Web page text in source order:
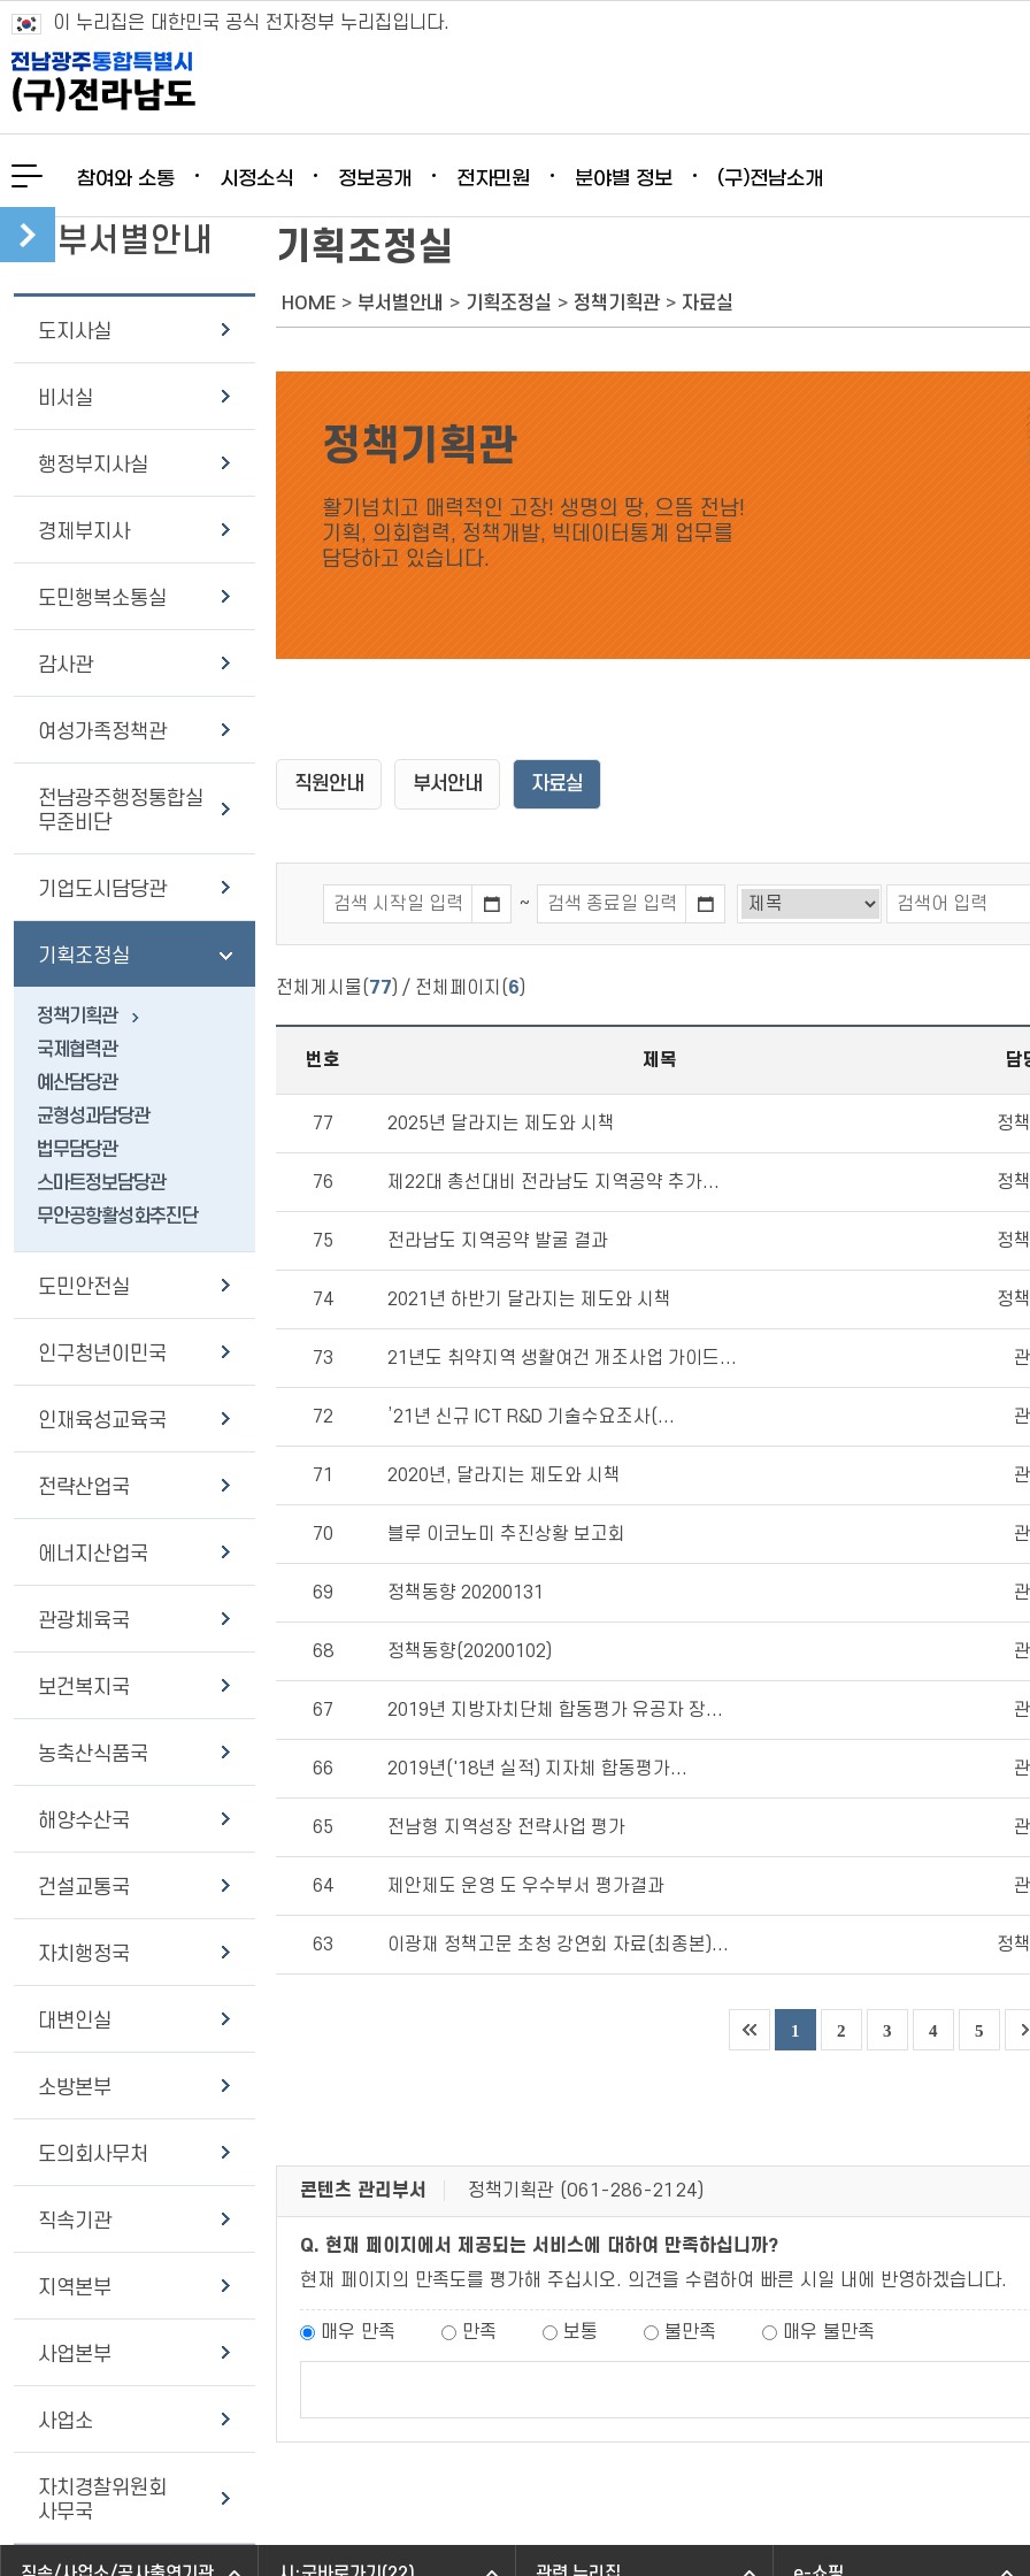
이 누리집은 대한민국 공식 전자정부 누리집입니다.
참여와 소통 시정소식 정보공개 전자민원 분야별 정보 (구)전남소개
부서별안내
도지사실
비서실
행정부지사실
경제부지사
도민행복소통실
감사관
여성가족정책관
전남광주행정통합실
무준비단
기업도시담당관
기획조정실
정책기획관
국제협력관
예산담당관
균형성과담당관
법무담당관
스마트정보담당관
무안공항활성화추진단
도민안전실
인구청년이민국
인재육성교육국
전략산업국
에너지산업국
관광체육국
보건복지국
농축산식품국
해양수산국
건설교통국
자치행정국
대변인실
소방본부
도의회사무처
직속기관
지역본부
사업본부
사업소
자치경찰위원회
사무국
기획조정실
HOME > 부서별안내 > 기획조정실 > 정책기획관> 자료실
정책기획관
활기넘치고 매력적인 고장! 생명의 땅, 으뜸 전남!
기획, 의회협력, 정책개발, 빅데이터통계 업무를
담당하고 있습니다.
직원안내 부서안내 자료실
~
전체게시물(77) / 전체페이지(6)
번호 제목 담
77 2025년 달라지는 제도와 시책 정
76 제22대 총선대비 전라남도 지역공약 추가... 정
75 전라남도 지역공약 발굴 결과 정
74 2021년 하반기 달라지는 제도와 시책 정
73 21년도 취약지역 생활여건 개조사업 가이드...
72 ’21년 신규 ICT R&D 기술수요조사(...
71 2020년, 달라지는 제도와 시책
70 블루 이코노미 추진상황 보고회
69 정책동향 20200131
68 정책동향(20200102)
67 2019년 지방자치단체 합동평가 유공자 장...
66 2019년('18년 실적) 지자체 합동평가...
65 전남형 지역성장 전략사업 평가
64 제안제도 운영 도 우수부서 평가결과
63 이광재 정책고문 초청 강연회 자료(최종본)... 정
1 2 3 4 5
콘텐츠 관리부서 정책기획관 (061-286-2124)
Q. 현재 페이지에서 제공되는 서비스에 대하여 만족하십니까?
현재 페이지의 만족도를 평가해 주십시오. 의견을 수렴하여 빠른 시일 내에 반영하겠습니다.
매우 만족 만족 보통 불만족 매우 불만족